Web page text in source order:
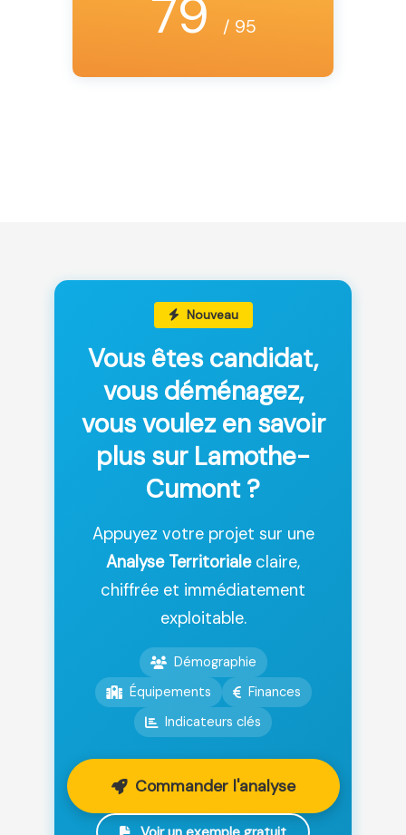
79 / 95
Nouveau
Vous êtes candidat,
vous déménagez,
vous voulez en savoir
plus sur Lamothe-
Cumont ?
Appuyez votre projet sur une
Analyse Territorialeclaire,
chiffrée et immédiatement
exploitable.
Démographie
Équipements
Finances
Indicateurs clés
Commander l'analyse